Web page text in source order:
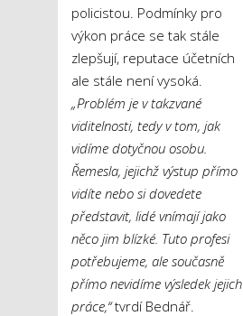
policistou. Podmínky pro
výkon práce se tak stále
zlepšují, reputace účetních
ale stále není vysoká.
„Problém je v takzvané
viditelnosti, tedy v tom, jak
vidíme dotyčnou osobu.
Řemesla, jejichž výstup přímo
vidíte nebo si dovedete
představit, lidé vnímají jako
něco jim blízké. Tuto profesi
potřebujeme, ale současně
přímo nevidíme výsledek jejich
práce,“tvrdí Bednář.